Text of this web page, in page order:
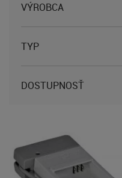
VÝROBCA
TYP
DOSTUPNOSŤ